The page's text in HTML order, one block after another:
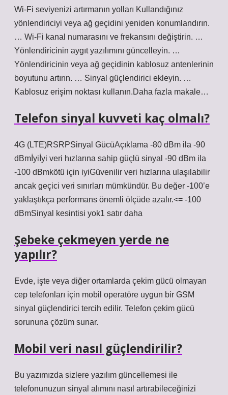
Wi-Fi seviyenizi artırmanın yolları Kullandığınız
yönlendiriciyi veya ağ geçidini yeniden konumlandırın.
… Wi-Fi kanal numarasını ve frekansını değiştirin. …
Yönlendiricinin aygıt yazılımını güncelleyin. …
Yönlendiricinin veya ağ geçidinin kablosuz antenlerinin
boyutunu artırın. … Sinyal güçlendirici ekleyin. …
Kablosuz erişim noktası kullanın.Daha fazla makale…
Telefon sinyal kuvveti kaç olmalı?
4G (LTE)RSRPSinyal GücüAçıklama -80 dBm ila -90
dBmİyiİyi veri hızlarına sahip güçlü sinyal -90 dBm ila
-100 dBmkötü için iyiGüvenilir veri hızlarına ulaşılabilir
ancak geçici veri sınırları mümkündür. Bu değer -100’e
yaklaştıkça performans önemli ölçüde azalır.<= -100
dBmSinyal kesintisi yok1 satır daha
Şebeke çekmeyen yerde ne
yapılır?
Evde, işte veya diğer ortamlarda çekim gücü olmayan
cep telefonları için mobil operatöre uygun bir GSM
sinyal güçlendirici tercih edilir. Telefon çekim gücü
sorununa çözüm sunar.
Mobil veri nasıl güçlendirilir?
Bu yazımızda sizlere yazılım güncellemesi ile
telefonunuzun sinyal alımını nasıl artırabileceğinizi